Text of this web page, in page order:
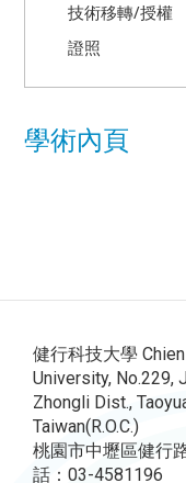
技術移轉/授權
證照
學術內頁
健行科技大學
University, No.229,
Zhongli Dist.,
Taiwan(R.O.C.)
桃園市中壢區健
話：03-4581196